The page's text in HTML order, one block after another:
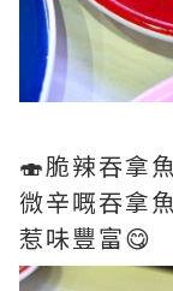
🍣脆辣吞拿
微辛嘅吞拿
惹味豐富😋